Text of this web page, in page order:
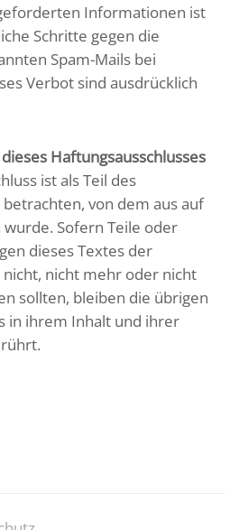
Informationen ist
Schritte gegen die
Spam-Mails bei
Verbot sind ausdrücklich
Haftungsausschlusses
ist als Teil des
von dem aus auf
Sofern Teile oder
dieses Textes der
nicht mehr oder nicht
sollten, bleiben die übrigen
in ihrem Inhalt und ihrer